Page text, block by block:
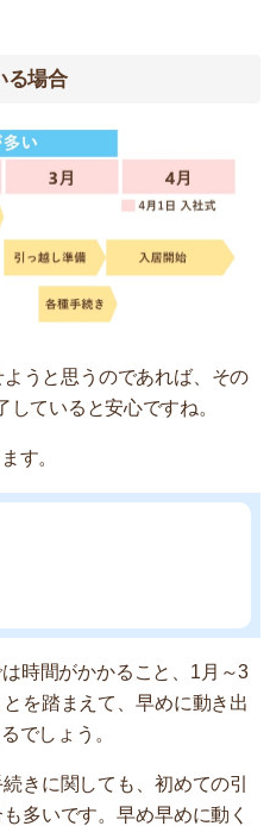
る場合
うと思うのであれば、その
ていると安心ですね。
す。
時間がかかること、1月～3
を踏まえて、早めに動き出
でしょう。
きに関しても、初めての引
多いです。早め早めに動く